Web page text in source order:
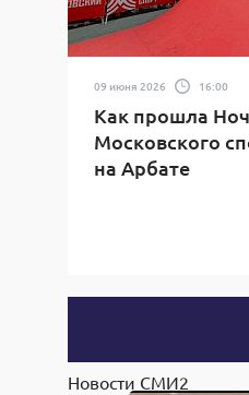
09 июня 2026 16:00
Как прошла
Московского
на Арбате
Новости СМИ2